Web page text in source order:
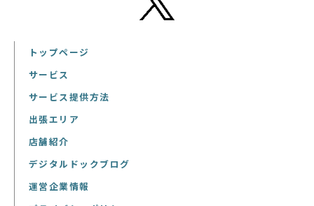
トップページ
サービス
サービス提供方法
出張エリア
店舗紹介
デジタルドックブログ
運営企業情報